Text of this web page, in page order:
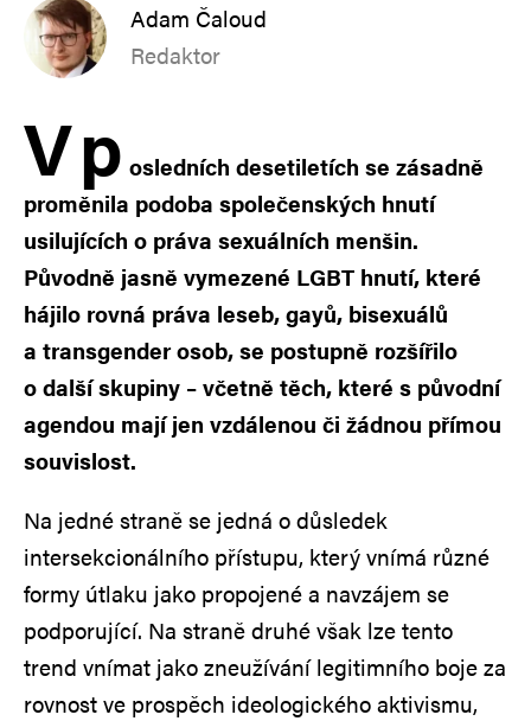
Adam Čaloud
Redaktor
Vp osledních desetiletích se zásadně
proměnila podoba společenských hnutí
usilujících o práva sexuálních menšin.
Původně jasně vymezené LGBT hnutí, které
hájilo rovná práva leseb, gayů, bisexuálů
a transgender osob, se postupně rozšířilo
o další skupiny – včetně těch, které s původní
agendou mají jen vzdálenou či žádnou přímou
souvislost.
Na jedné straně se jedná o důsledek
intersekcionálního přístupu, který vnímá různé
formy útlaku jako propojené a navzájem se
podporující. Na straně druhé však lze tento
trend vnímat jako zneužívání legitimního boje za
rovnost ve prospěch ideologického aktivismu,